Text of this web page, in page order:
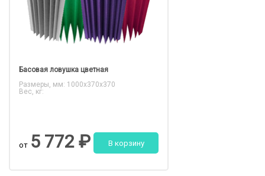
Басовая ловушка цветная
Размеры, мм: 1000x370x370
Вес, кг:
от 5 772 ₽ В корзину